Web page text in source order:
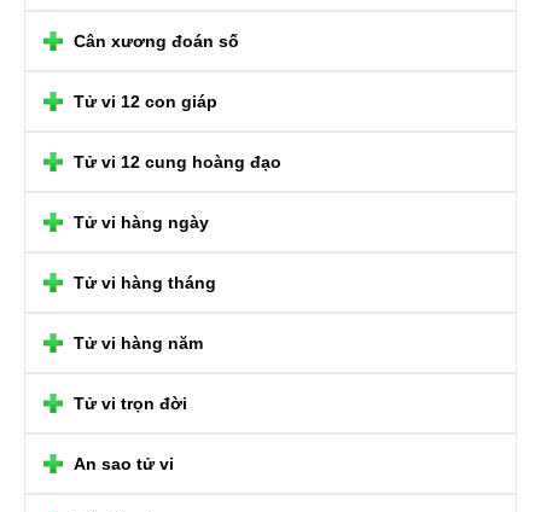
Cân xương đoán số
Tử vi 12 con giáp
Tử vi 12 cung hoàng đạo
Tử vi hàng ngày
Tử vi hàng tháng
Tử vi hàng năm
Tử vi trọn đời
An sao tử vi